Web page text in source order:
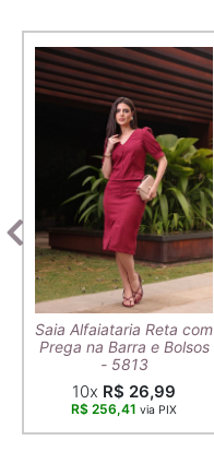
Saia Alfaiataria Reta com
Prega na Barra e Bolsos
- 5813
10x R$ 26,99
R$ 256,41 via PIX